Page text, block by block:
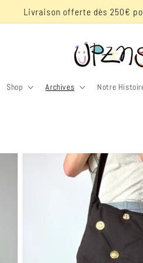
-10% de réduc sur ta première
Shop Archives Notre